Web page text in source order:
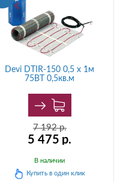
Devi DTIR-150 0,5 х 1м
75ВТ 0,5кв.м
7 192 р.
5 475 р.
В наличии
Купить водин клик